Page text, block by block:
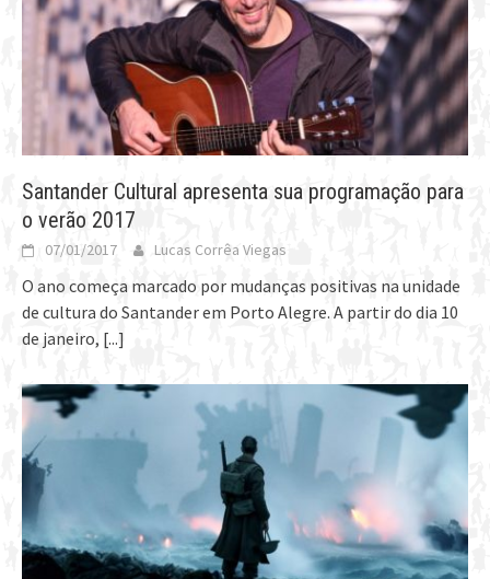
Santander Cultural apresenta sua programação para
o verão 2017
07/01/2017 Lucas Corrêa Viegas
O ano começa marcado por mudanças positivas na unidade
de cultura do Santander em Porto Alegre. A partir do dia 10
de janeiro, [...]